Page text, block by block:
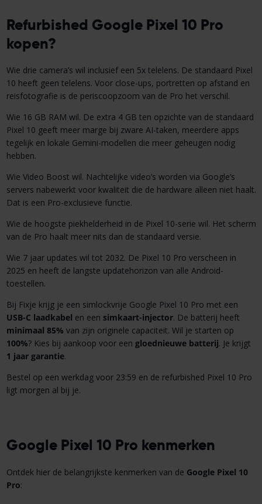
Refurbished Google Pixel 10 Pro
kopen?
Wie drie camera’s wil inclusief een 5x telelens. De standaard Pixel
10 heeft geen telelens. Voor close-ups, portretten op afstand en
reisfotografie is de periscoopzoom van de Pro het verschil.
Wie 16 GB RAM wil. De extra 4 GB ten opzichte van de standaard
Pixel 10 geeft meer marge bij zware AI-taken, meerdere apps
tegelijk en lokale Gemini-modellen die meer geheugen nodig
hebben.
Wie Video Boost wil. Nachtelijke video’s worden via Google’s
servers nabewerkt voor kwaliteit die de hardware alleen niet haalt.
Dat is een Pro-exclusieve functie.
Wie de hoogste piekhelderheid in de Pixel 10-serie wil. Het scherm
van de Pro haalt meer nits dan de standaard versie.
Wie 7 jaar updates wil tot 2032. De Pixel 10 Pro verscheen in
2025 en heeft de langste updatehorizon van alle Android-
toestellen.
Bij Fixje krijg je een simlockvrije Google Pixel 10 Pro met een
USB-C laadkabel en een simkaart-injector. De batterij heeft
minimaal 85% van zijn originele capaciteit. Wil je starten op
100%? Kies bij aankoop voor een gloednieuwe batterij. Je krijgt
1 jaar garantie.
Bestel op een werkdag voor 23:59 en de refurbished Pixel 10 Pro
ligt morgen al bij je.
Google Pixel 10 Pro kenmerken
Ontdek hier de belangrijkste kenmerken van de Google Pixel 10
Pro: